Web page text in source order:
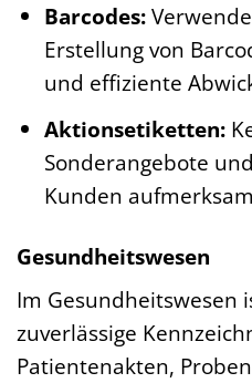
Barcodes:
Erstellung von
und effiziente
Aktionsetiketten:
Sonderangebote
Kunden
Gesundheitswesen
Im Gesundheitswesen
zuverlässige
Patientenakten,